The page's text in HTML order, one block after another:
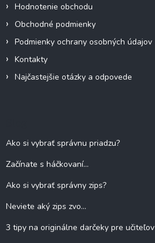
Hodnotenie obchodu
Obchodné podmienky
Podmienky ochrany osobných údajov
Kontakty
Najčastejšie otázky a odpovede
Ako si vybrať správnu priadzu?
Začínate s háčkovaní...
Ako si vybrať správny zips?
Neviete aký zips zvo...
3 tipy na originálne darčeky pre učiteľov